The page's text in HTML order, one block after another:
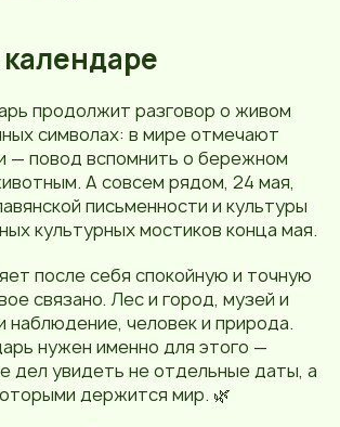
продолжит разговор о живом
символах: в мире отмечают
— повод вспомнить о бережном
А совсем рядом, 24 мая,
письменности и культуры
культурных мостиков конца мая.
после себя спокойную и точную
связано. Лес и город, музей и
наблюдение, человек и природа.
нужен именно для этого —
дел увидеть не отдельные даты, а
держится мир. 🌿